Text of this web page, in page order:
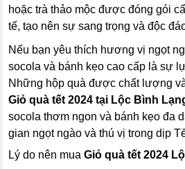
hoặc trà thảo mộc được đóng gói
tế, tạo nên sự sang trọng và độc
Nếu bạn yêu thích hương vị ngọt
socola và bánh kẹo cao cấp là sự
Những hộp quà được chất lượng
Giỏ quà tết 2024 tại Lộc Bình
socola thơm ngon và bánh kẹo đa
gian ngọt ngào và thú vị trong dịp
Lý do nên muaGiỏ quà tết 2024